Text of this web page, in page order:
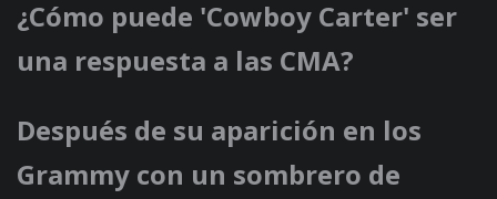
¿Cómo puede 'Cowboy Carter' ser
una respuesta a las CMA?
Después de su aparición en los
Grammy con un sombrero de